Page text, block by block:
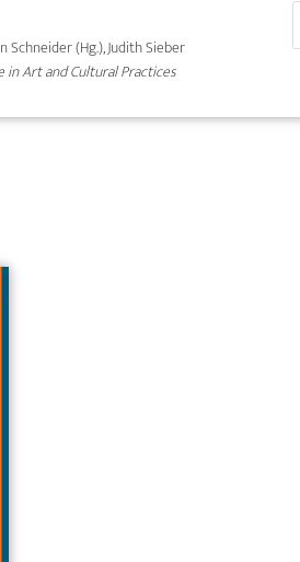
Schneider (Hg.), Judith Sieber
in Art and Cultural Practices